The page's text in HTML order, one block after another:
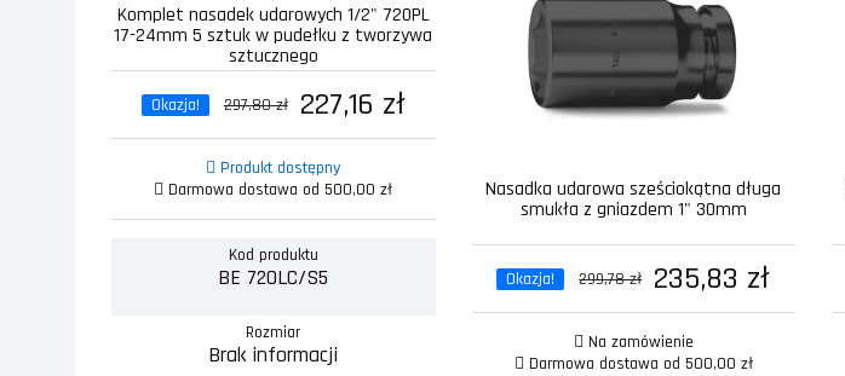
Komplet nasadek udarowych 1/2" 720PL
17-24mm 5 sztuk w pudełku z tworzywa
sztucznego
Okazja! 297,80 zł 227,16 zł
Produkt dostępny
Darmowa dostawa od 500,00 zł
Kod produktu
BE 720LC/S5
Rozmiar
Brak informacji
Nasadka udarowa sześciokątna długa
smukła z gniazdem 1" 30mm
Okazja! 299,78 zł 235,83 zł
Na zamówienie
Darmowa dostawa od 500,00 zł